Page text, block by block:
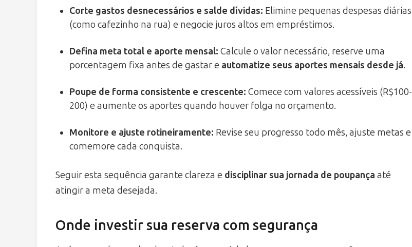
Corte gastos desnecessários e salde dívidas: Elimine pequenas despesas diárias
(como cafezinho na rua) e negocie juros altos em empréstimos.
Defina meta total e aporte mensal: Calcule o valor necessário, reserve uma
porcentagem fixa antes de gastar e automatize seus aportes mensais desde já.
Poupe de forma consistente e crescente: Comece com valores acessíveis (R$100-
200) e aumente os aportes quando houver folga no orçamento.
Monitore e ajuste rotineiramente: Revise seu progresso todo mês, ajuste metas e
comemore cada conquista.
Seguir esta sequência garante clareza e disciplinar sua jornada de poupança até
atingir a meta desejada.
Onde investir sua reserva com segurança